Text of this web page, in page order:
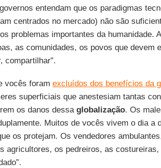
entendam que os paradigmas
centrados no mercado) não são
problemas importantes da humanidade.
as comunidades, os povos que devem
compartilhar”.
vocês foram excluídos dos benefícios da
superficiais que anestesiam tantas
os danos dessa globalização. Os
Muitos de vocês vivem o dia a
os protejam. Os vendedores
agricultores, os pedreiros, as